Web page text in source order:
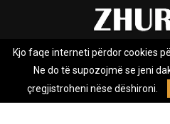
Rreth nesh Impresumi
Privacy
Zhurnal.mk është Agjenci e
Kjo faqe interneti përdor cookies
Ne do të supozojmë se jeni
çregjistroheni nëse dëshironi.